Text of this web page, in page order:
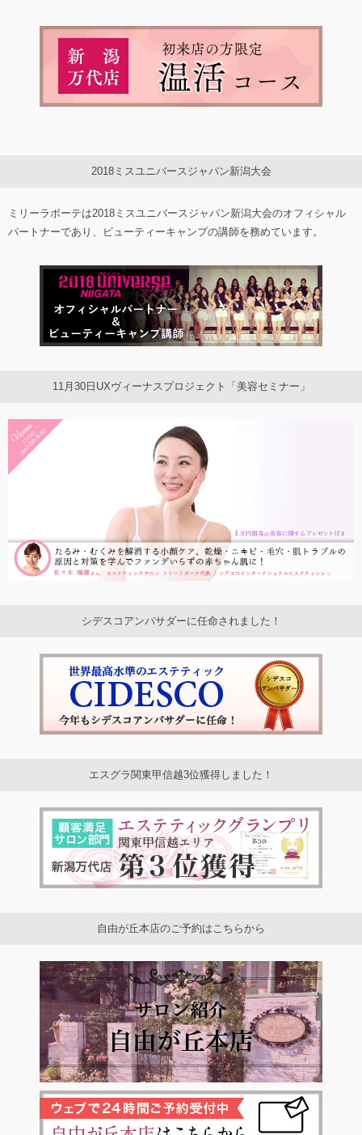
2018ミスユニバースジャパン新潟大会
ミリーラボーテは2018ミスユニバースジャパン新潟大会のオフィシャル
パートナーであり、ビューティーキャンプの講師を務めています。
11月30日UXヴィーナスプロジェクト「美容セミナー」
シデスコアンバサダーに任命されました！
エスグラ関東甲信越3位獲得しました！
自由が丘本店のご予約はこちらから